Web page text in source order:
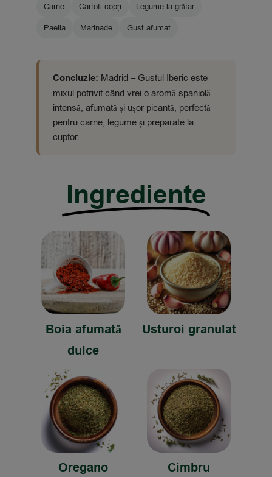
Carne Cartofi copți Legume la grătar
Paella Marinade Gust afumat
Concluzie: Madrid – Gustul Iberic este
mixul potrivit când vrei o aromă spaniolă
intensă, afumată și ușor picantă, perfectă
pentru carne, legume și preparate la
cuptor.
Ingrediente
Boia afumată
dulce
Usturoi granulat
Oregano Cimbru